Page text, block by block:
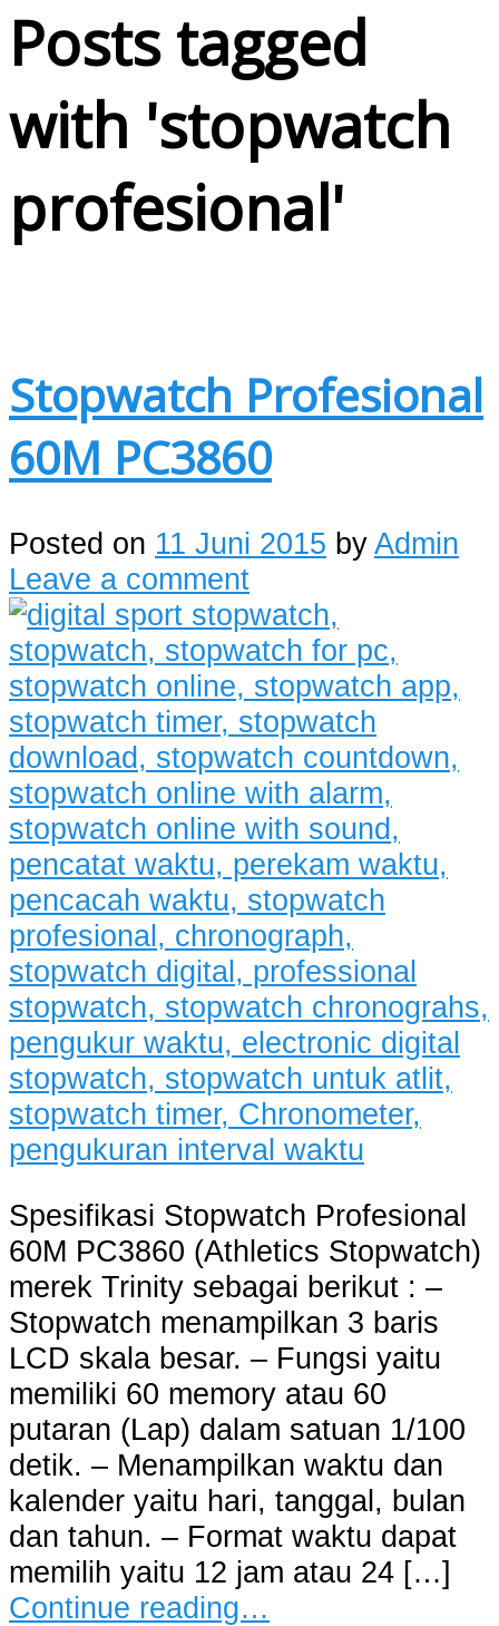
Posts tagged
with 'stopwatch
profesional'
Stopwatch Profesional
60M PC3860
Posted on 11 Juni 2015 byAdmin
Leave a comment
Spesifikasi Stopwatch Profesional
60M PC3860 (Athletics Stopwatch)
merek Trinity sebagai berikut : –
Stopwatch menampilkan 3 baris
LCD skala besar. – Fungsi yaitu
memiliki 60 memory atau 60
putaran (Lap) dalam satuan 1/100
detik. – Menampilkan waktu dan
kalender yaitu hari, tanggal, bulan
dan tahun. – Format waktu dapat
memilih yaitu 12 jam atau 24 […]
Continue reading…